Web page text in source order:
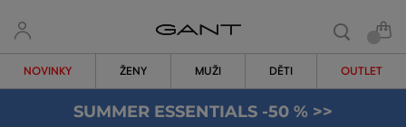
NOVINKY ŽENY MUŽI DĚTI OUTLET
SUMMER ESSENTIALS -50 % >>